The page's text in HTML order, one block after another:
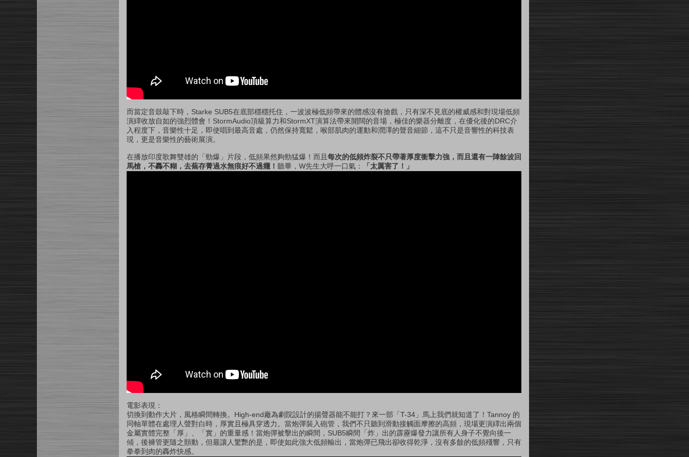
而當定音鼓敲下時，Starke SUB5在底部穩穩托住，一波波極低頻帶來的體感沒有搶戲，只有深不見底的權威感和對現場低頻
演繹收放自如的強烈體會！StormAudio頂級算力和StormXT演算法帶來開闊的音場，極佳的樂器分離度，在優化後的DRC介
入程度下，音樂性十足，即使唱到最高音處，仍然保持寬鬆，喉部肌肉的運動和潤澤的聲音細節，這不只是音響性的科技表
現，更是音樂性的藝術展演。
在播放印度歌舞雙雄的「勁爆」片段，低頻果然夠勁猛爆！而且 每次的低頻炸裂不只帶著厚度衝擊力強，而且還有一陣餘波回
馬槍，不轟不糊，去蕪存菁過水無痕好不過癮！ 聽畢，W先生大呼一口氣： 「太厲害了！」
電影表現：
切換到動作大片，風格瞬間轉換。High-end廠為劇院設計的揚聲器能不能打？來一部「T-34」馬上我們就知道了！Tannoy 的
同軸單體在處理人聲對白時，厚實且極具穿透力。當炮彈裝入砲管，我們不只聽到滑動接觸面摩擦的高頻，現場更演繹出兩個
金屬實體完整「厚」、「實」的重量感！當炮彈被擊出的瞬間，SUB5瞬間「炸」出的霹靂爆發力讓所有人身子不覺向後一
傾，後褲管更隨之顫動，但最讓人驚艷的是，即使如此強大低頻輸出，當炮彈已飛出卻收得乾淨，沒有多餘的低頻殘響，只有
拳拳到肉的轟炸快感。